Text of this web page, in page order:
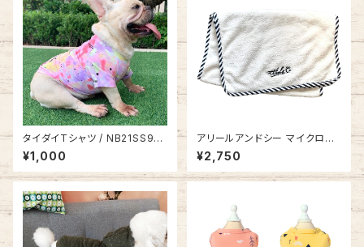
タイダイTシャツ / NB21SS901
6483
¥1,000
アリールアンドシー マイクロフ
ァイバークイックドライミニバス
タオルAC21SS457145168102
6
¥2,750